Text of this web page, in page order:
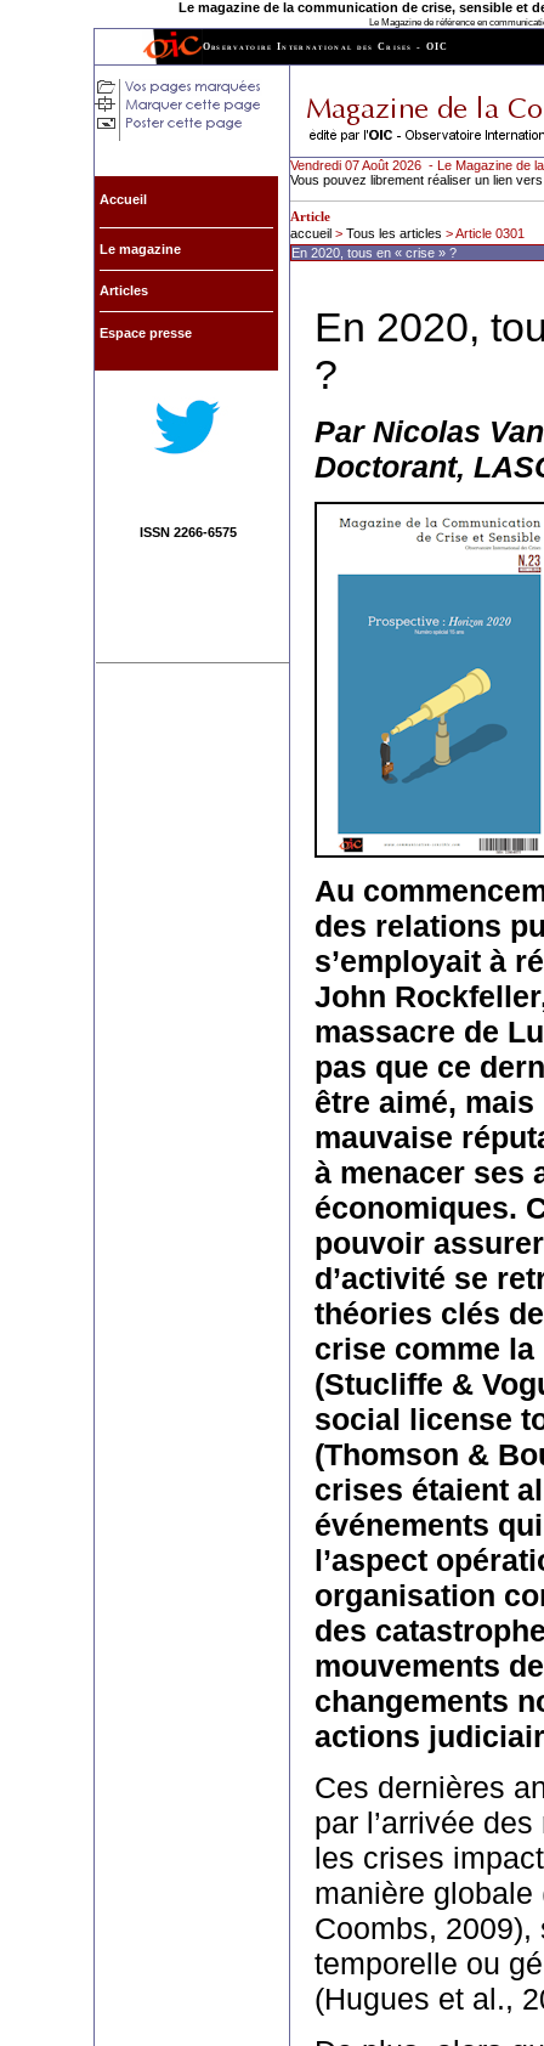
Le magazine de la communication de crise, sensible et
Le Magazine de référence en
Observatoire International des Crises - OIC
Accueil
Le magazine
Articles
Espace presse
ISSN 2266-6575
Vendredi 07 Août 2026 - Le Magazine de
Vous pouvez librement réaliser un lien
Article
accueil> Tous les articles > Article 0301
En 2020, tous en « crise » ?
En 2020,
?
Par Nicolas
Doctorant,
Au
des relations
s’employait à
John
massacre de
pas que ce
être aimé,
mauvaise
à menacer ses
économiques.
pouvoir
d’activité se
théories clés
crise comme
(Stucliffe &
social license
(Thomson &
crises étaient
événements
l’aspect
organisation
des
mouvements
changements
actions
Ces dernières
par l’arrivée
les crises
manière globale
Coombs, 2009),
temporelle ou
(Hugues et al.,